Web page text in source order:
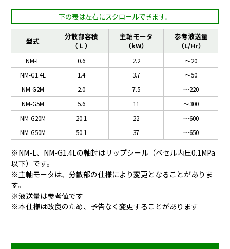
型式
分散部容積
（Ｌ）
主軸モータ
（kW）
参考液送量
（L/Hr）
NM-L 0.6 2.2
～20
NM-G1.4L
1.4 3.7
～50
NM-G2M
2.0 7.5
～220
NM-G5M
5.6 11
～300
NM-G20M
20.1 22
～600
NM-G50M
50.1 37 ～650
※NM-L、NM-G1.4Lの軸封はリップシール（ベセル内圧0.1MPa
以下）です。
※主軸モータは、分散部の仕様により変更となることがありま
す。
※液送量は参考値です
※本仕様は改良のため、予告なく変更することがあります